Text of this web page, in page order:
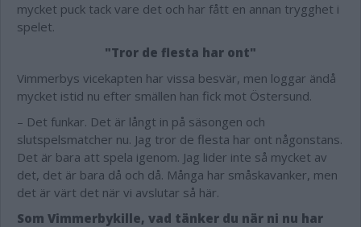
mycket puck tack vare det och har fått en annan trygghet i
spelet.
"Tror de flesta har ont"
Vimmerbys vicekapten har vissa besvär, men loggar ändå
mycket istid nu efter smällen han fick mot Östersund.
– Det funkar. Det är långt in på säsongen och
slutspelsmatcher nu. Jag tror de flesta har ont någonstans.
Det är bara att spela igenom. Jag lider inte så mycket av
det, det är bara då och då. Många har småskavanker, men
det är värt det när vi avslutar så här.
Som Vimmerbykille, vad tänker du när ni nu har